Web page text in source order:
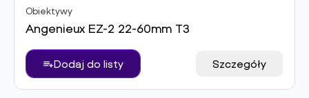
Obiektywy
Angenieux EZ-2 22-60mm T3
Dodaj do listy Szczegóły